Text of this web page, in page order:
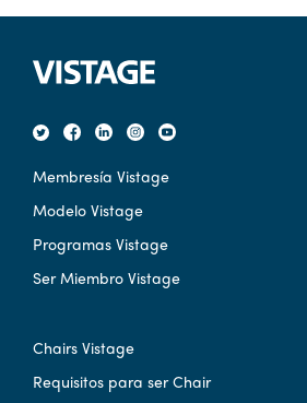
Membresía Vistage
Modelo Vistage
Programas Vistage
Ser Miembro Vistage
Chairs Vistage
Requisitos para ser Chair